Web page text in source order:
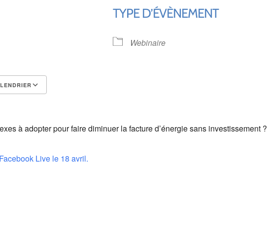
TYPE D’ÉVÈNEMENT
Webinaire
à adopter pour faire diminuer la facture d’énergie sans investissement ?
Live le 18 avril.